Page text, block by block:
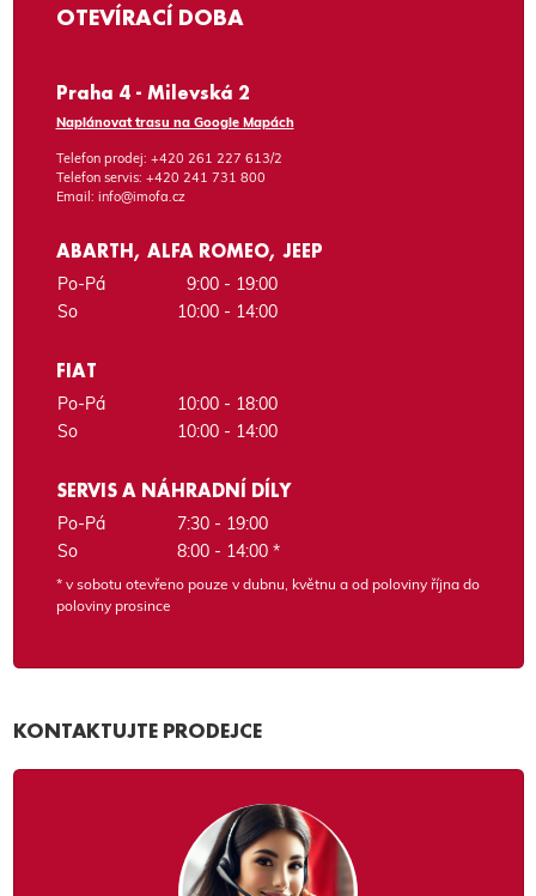
OTEVÍRACÍ DOBA
Praha 4 - Milevská 2
Naplánovat trasu na Google Mapách
Telefon prodej: +420 261 227 613/2
Telefon servis: +420 241 731 800
Email: info@imofa.cz
ABARTH, ALFA ROMEO, JEEP
Po-Pá
9:00 - 19:00
So
10:00 - 14:00
FIAT
Po-Pá
10:00 - 18:00
So
10:00 - 14:00
SERVIS A NÁHRADNÍ DÍLY
Po-Pá
7:30 - 19:00
So
8:00 - 14:00 *
* v sobotu otevřeno pouze v dubnu, květnu a od poloviny října do
poloviny prosince
KONTAKTUJTE PRODEJCE